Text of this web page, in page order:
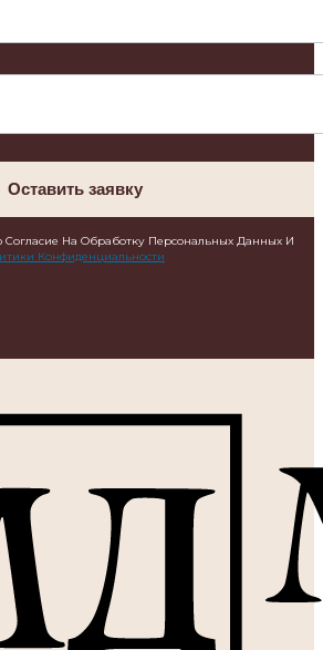
Оставить заявку
На Обработку Персональных Данных И
Конфиденциальности